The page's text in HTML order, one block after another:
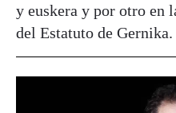
y euskera y por otro en
del Estatuto de Gernika.